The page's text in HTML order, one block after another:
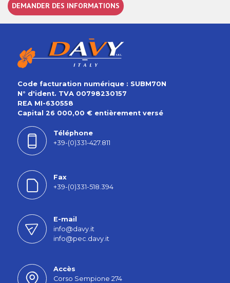
DEMANDER DES INFORMATIONS
Code facturation numérique : SUBM70N
N° d'ident. TVA 00798230157
REA MI-630558
Capital 26 000,00 € entièrement versé
Téléphone
+39-(0)331-427.811
Fax
+39-(0)331-518.394
E-mail
info@davy.it
info@pec.davy.it
Accès
Corso Sempione 274